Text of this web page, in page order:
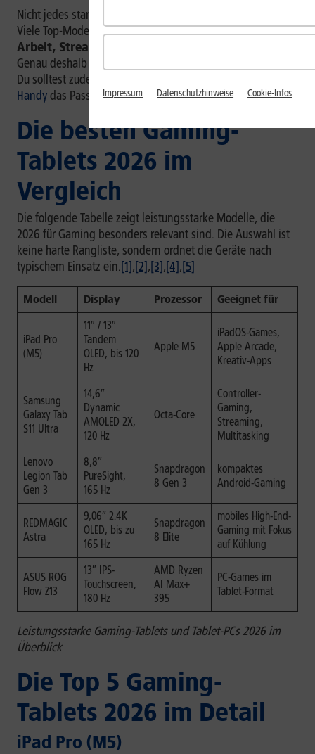
Nicht jedes starke Tablet ist ein dezidiertes Gaming-Tablet.
Viele Top-Modelle sindAllrounder, die auch für
Arbeit, Streaming oder Kreativ-Apps
Genau deshalb lohnt sich der Blick auf den Einsatzzweck.
Du solltest zudem auch überlegen, ob nicht ein
Handydas Passende für Dich ist.
Die besten Gaming-
Tablets 2026 im
Vergleich
Die folgende Tabelle zeigt leistungsstarke Modelle, die
2026 für Gaming besonders relevant sind. Die Auswahl ist
keine harte Rangliste, sondern ordnet die Geräte nach
typischem Einsatz ein.[1],[2],[3],[4],[5]
Modell Display Prozessor Geeignet für
iPad Pro
(M5)
11″ / 13″
Tandem
OLED, bis 120
Hz
Apple M5
iPadOS-Games,
Apple Arcade,
Kreativ-Apps
Samsung
Galaxy Tab
S11 Ultra
14,6″
Dynamic
AMOLED 2X,
120 Hz
Octa-Core
Controller-
Gaming,
Streaming,
Multitasking
Lenovo
Legion Tab
Gen 3
8,8″
PureSight,
165 Hz
Snapdragon
8 Gen 3
kompaktes
Android-Gaming
REDMAGIC
Astra
9,06″ 2.4K
OLED, bis zu
165 Hz
Snapdragon
8 Elite
mobiles High-End-
Gaming mit Fokus
auf Kühlung
ASUS ROG
Flow Z13
13″ IPS-
Touchscreen,
180 Hz
AMD Ryzen
AI Max+
395
PC-Games im
Tablet-Format
Leistungsstarke Gaming-Tablets und Tablet-PCs 2026 im
Überblick
Die Top 5 Gaming-
Tablets 2026 im Detail
iPad Pro (M5)
Impressum Datenschutzhinweise Cookie-Infos